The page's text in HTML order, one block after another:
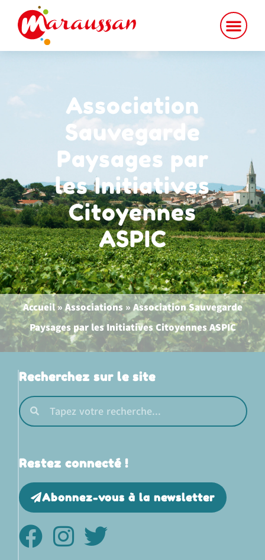
principal
Association
Sauvegarde
Paysages par
les Initiatives
Citoyennes
ASPIC
Accueil»Associations »Association Sauvegarde
Paysages par les Initiatives Citoyennes ASPIC
Recherchez sur le site
Restez connecté !
Abonnez-vous à la newsletter